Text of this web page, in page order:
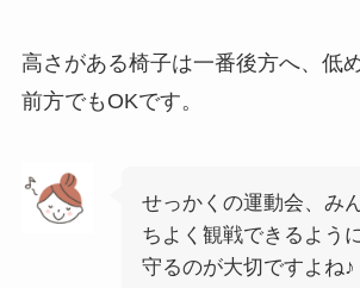
高さがある椅子は一番後方へ、低
前方でもOKです。
せっかくの運動会、み
ちよく観戦できるよう
守るのが大切ですよね♪